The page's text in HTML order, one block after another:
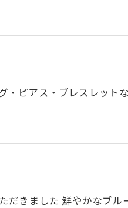
ピアス・ブレスレット
きました 鮮やかなブル